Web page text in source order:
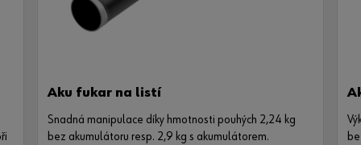
Aku fukar na listí
Snadná manipulace díky hmotnosti pouhých 2,24 kg
bez akumulátoru resp. 2,9 kg s akumulátorem.